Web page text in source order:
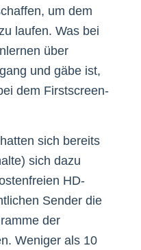
um dem
laufen. Was bei
über
und gäbe ist,
dem Firstscreen-
sich bereits
sich dazu
HD-
Sender die
der
Weniger als 10